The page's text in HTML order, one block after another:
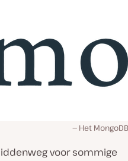
Het
voor sommige